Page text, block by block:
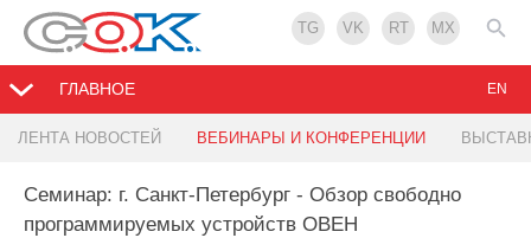
TG VK RT MX
ГЛАВНОЕ
ЛЕНТА НОВОСТЕЙ ВЕБИНАРЫ И КОНФЕРЕНЦИИ
EN
Семинар: г. Санкт-Петербург - Обзор свободно
программируемых устройств ОВЕН